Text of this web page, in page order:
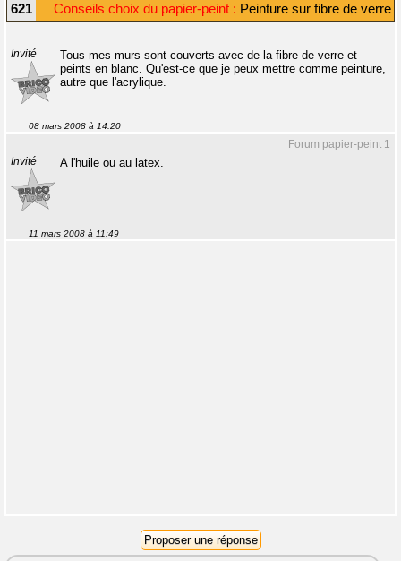
621 Conseils choix du papier-peint : Peinture sur fibre de verre
Invité
Tous mes murs sont couverts avec de la fibre de verre et
peints en blanc. Qu'est-ce que je peux mettre comme peinture,
autre que l'acrylique.
08 mars 2008 à 14:20
Forum papier-peint 1
Invité A l'huile ou au latex.
11 mars 2008 à 11:49